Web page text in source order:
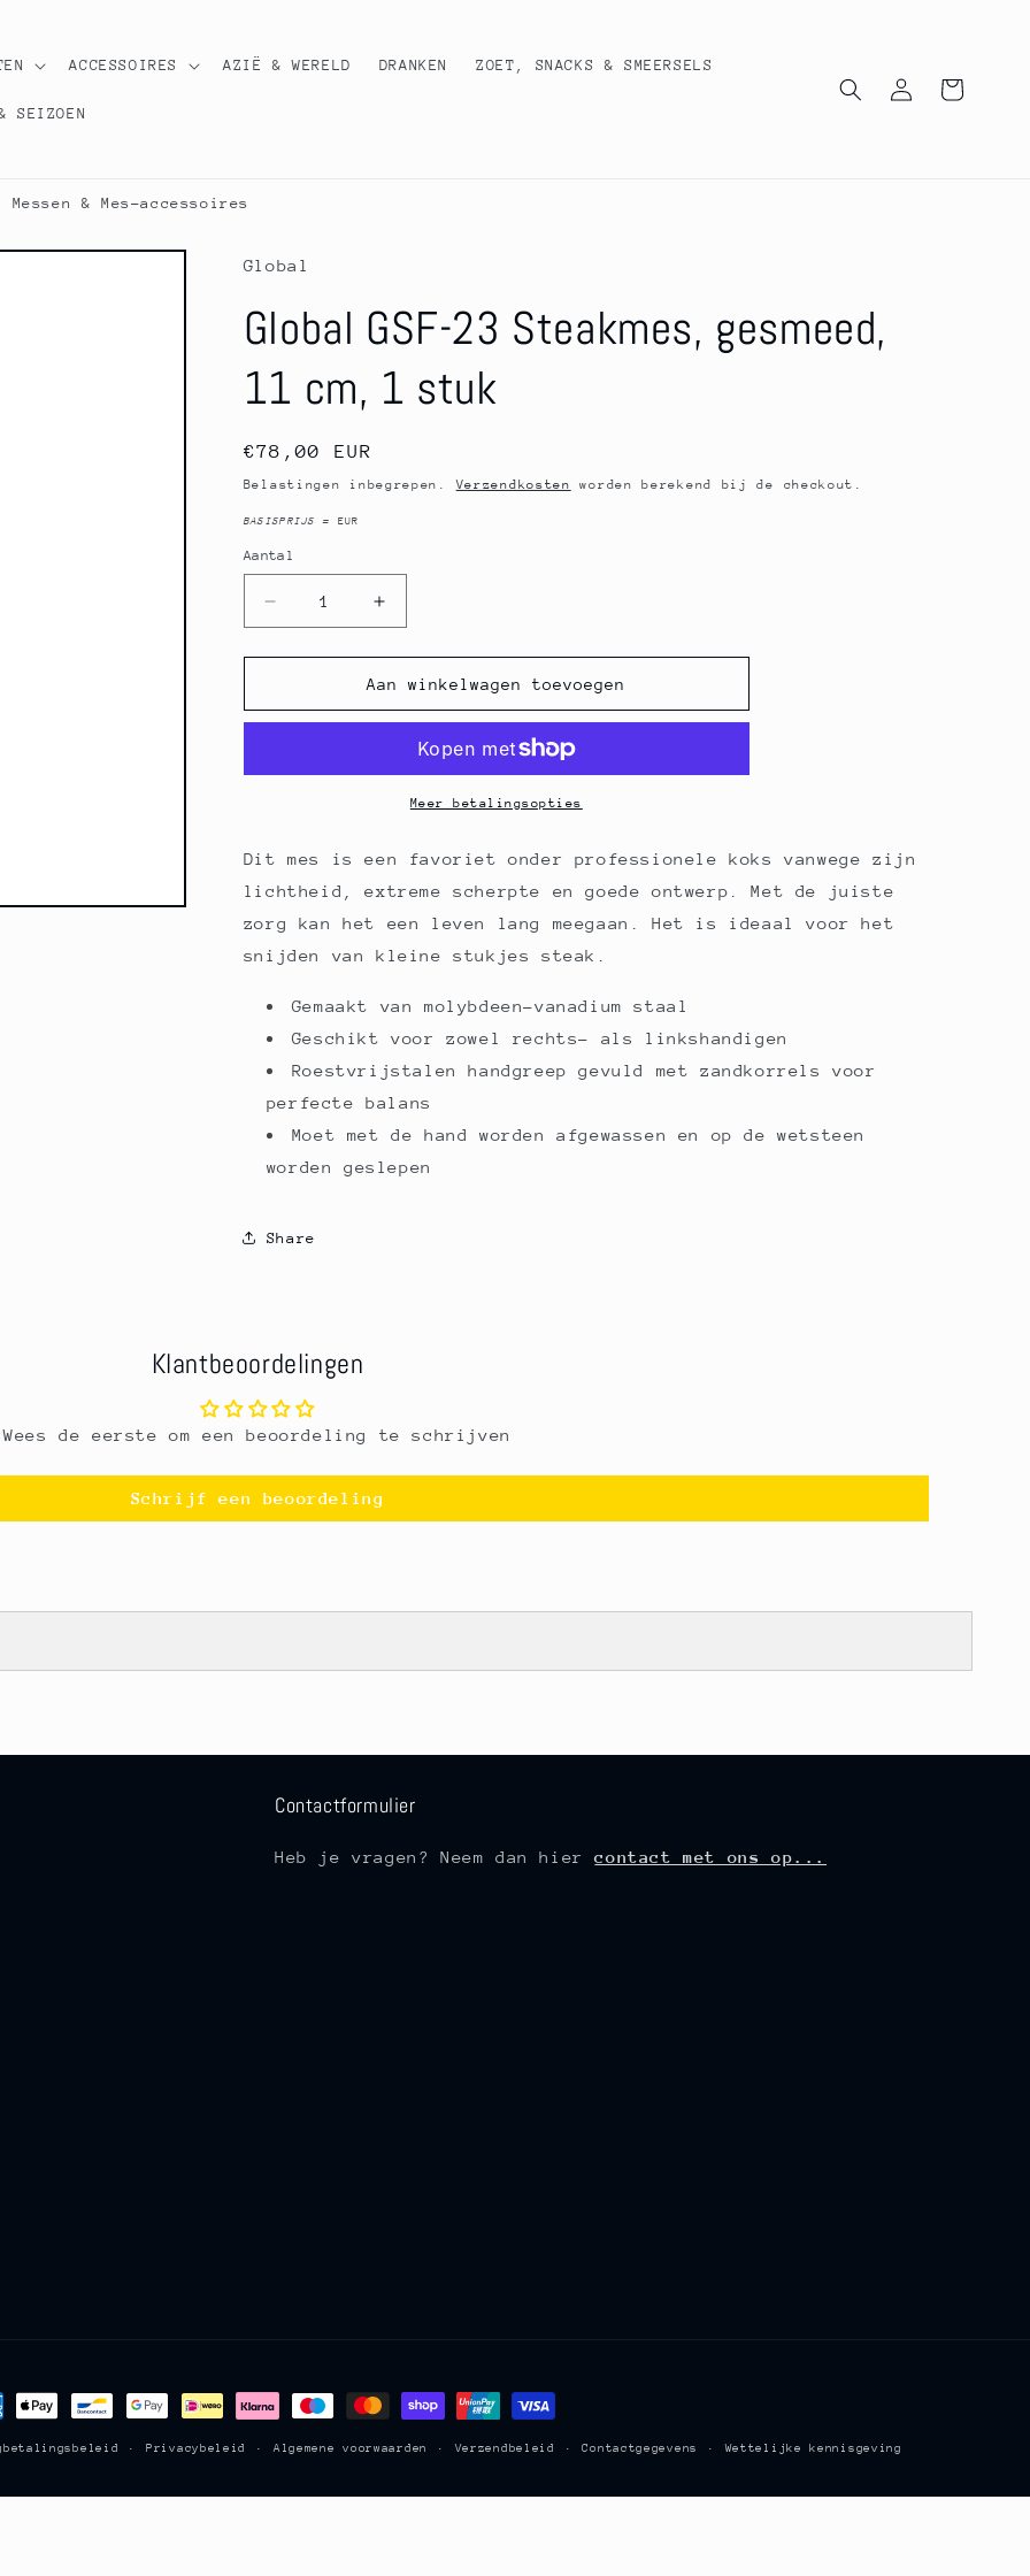
ACCESSOIRES AZIË & WERELD DRANKEN ZOET, SNACKS & SMEERSELS
SEIZOEN
Inloggen
Winkelwagen
Messen & Mes-accessoires
Global
Global GSF-23 Steakmes, gesmeed,
11 cm, 1 stuk
Normale
prijs
€78,00 EUR
Belastingen inbegrepen.Verzendkosten worden berekend bij de checkout.
BASISPRIJS= EUR
Aantal
Aantal
Aantal
verlagen
voor
GSF-
gesmeed,
1
Aantal
verhogen
voor
Global
GSF-
Steakmes,
gesmeed,
1
Aan winkelwagen toevoegen
Meer betalingsopties
Dit mes is een favoriet onder professionele koks vanwege zijn
lichtheid, extreme scherpte en goede ontwerp. Met de juiste
zorg kan het een leven lang meegaan. Het is ideaal voor het
snijden van kleine stukjes steak.
Gemaakt van molybdeen-vanadium staal
Geschikt voor zowel rechts- als linkshandigen
Roestvrijstalen handgreep gevuld met zandkorrels voor
perfecte balans
Moet met de hand worden afgewassen en op de wetsteen
worden geslepen
Share
Klantbeoordelingen
Wees de eerste om een beoordeling te schrijven
Schrijf een beoordeling
Contactformulier
Heb je vragen? Neem dan hiercontact met ons op...
Privacybeleid Algemene voorwaarden Verzendbeleid Contactgegevens Wettelijke kennisgeving